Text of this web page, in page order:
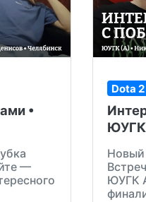
•
—
Dota 2
ЮУГК
Новый
ЮУГК